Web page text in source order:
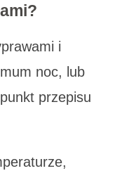
i
noc, lub
przepisu